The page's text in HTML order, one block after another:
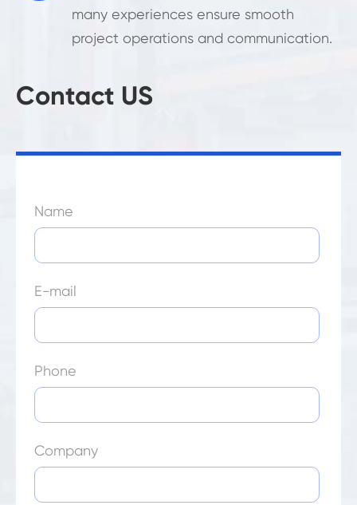
many experiences ensure smooth
project operations and communication.
Contact US
Name
E-mail
Phone
Company